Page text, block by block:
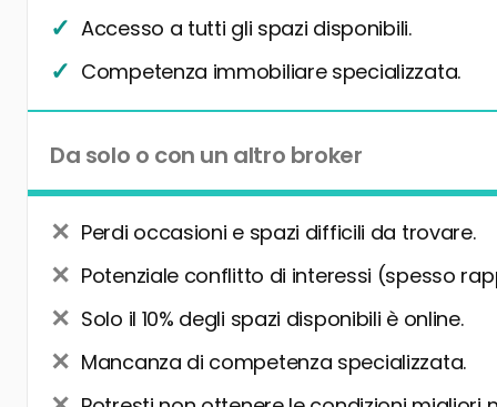
Accesso a tutti gli spazi disponibili.
Competenza immobiliare specializzata.
Da solo o con un altro broker
Perdi occasioni e spazi difficili da trovare.
Potenziale conflitto di interessi (spesso
Solo il 10% degli spazi disponibili è online.
Mancanza di competenza specializzata.